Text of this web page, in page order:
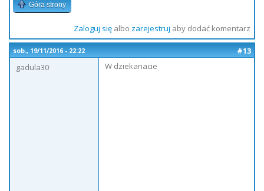
Góra strony
Zaloguj sięalbo zarejestruj aby dodać komentarz
sob., 19/11/2016 - 22:22
#13
gadula30
W dziekanacie